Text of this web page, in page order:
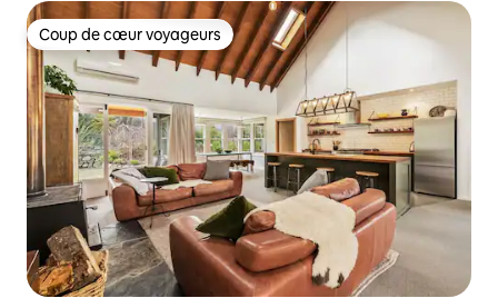
Coup de cœur voyageurs
Coup de cœur voyageurs